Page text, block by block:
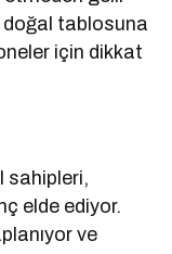
doğal tablosuna
için dikkat
sahipleri,
elde ediyor.
ve